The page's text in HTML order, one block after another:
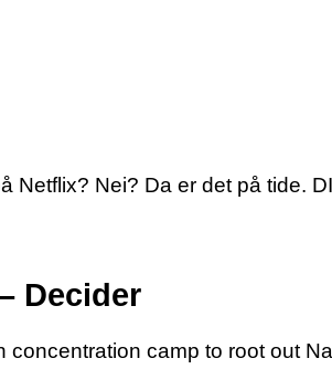
Nei? Da er det på tide.
Decider
camp to root out